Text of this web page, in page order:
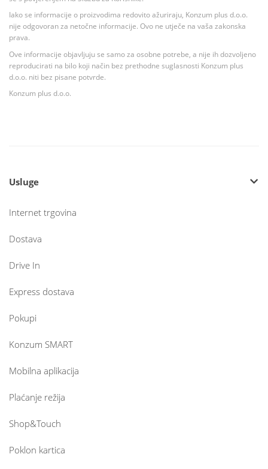
Iako se informacije o proizvodima redovito ažuriraju, Konzum plus d.o.o.
nije odgovoran za netočne informacije. Ovo ne utječe na vaša zakonska
prava.
Ove informacije objavljuju se samo za osobne potrebe, a nije ih dozvoljeno
reproducirati na bilo koji način bez prethodne suglasnosti Konzum plus
d.o.o. niti bez pisane potvrde.
Konzum plus d.o.o.
Usluge
Internet trgovina
Dostava
Drive In
Express dostava
Pokupi
Konzum SMART
Mobilna aplikacija
Plaćanje režija
Shop&Touch
Poklon kartica